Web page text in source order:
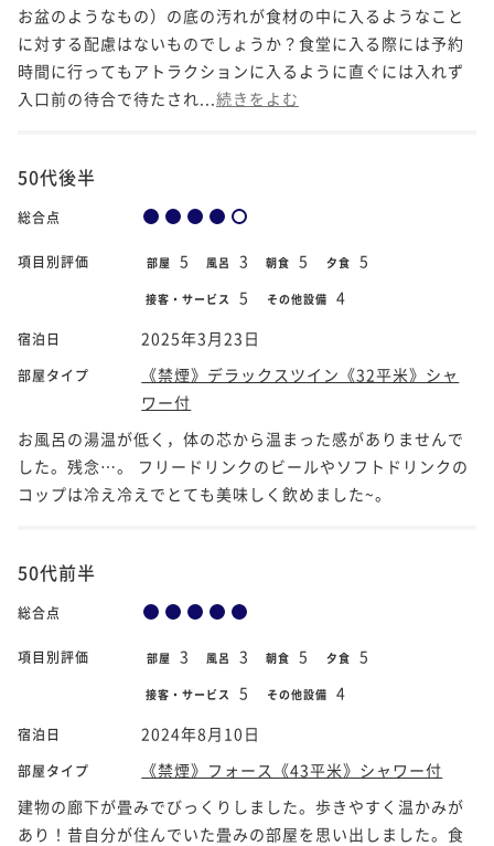
お盆のようなもの）の底の汚れが食材の中に入るようなこと
に対する配慮はないものでしょうか？食堂に入る際には予約
時間に行ってもアトラクションに入るように直ぐには入れず
入口前の待合で待たされ... 続きをよむ
50代後半
総合点
項目別評価 部屋 5 風呂 3 朝食 5 夕食 5
接客・サービス 5 その他設備 4
宿泊日 2025年3月23日
部屋タイプ
《禁煙》デラックスツイン《32平米》シャ
ワー付
お風呂の湯温が低く，体の芯から温まった感がありませんで
した。残念…。 フリードリンクのビールやソフトドリンクの
コップは冷え冷えでとても美味しく飲めました~。
50代前半
総合点
項目別評価 部屋 3 風呂 3 朝食 5 夕食 5
接客・サービス 5 その他設備 4
宿泊日 2024年8月10日
部屋タイプ
《禁煙》フォース《43平米》シャワー付
建物の廊下が畳みでびっくりしました。歩きやすく温かみが
あり！昔自分が住んでいた畳みの部屋を思い出しました。食